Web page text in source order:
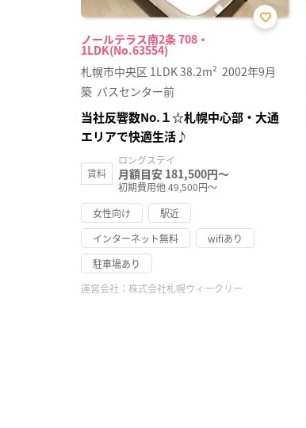
ノールテラス南2条 708・
1LDK(No.63554)
お気
録
札幌市中央区 1LDK38.2m² 2002年9月
築 バスセンター前
当社反響数No.１☆札幌中心部・大通
エリアで快適生活♪
賃料
ロングステイ
月額目安 181,500円～
初期費用他 49,500円～
女性向け
駅近
インターネット無料
wifiあり
駐車場あり
運営会社： 株式会社札幌ウィークリー